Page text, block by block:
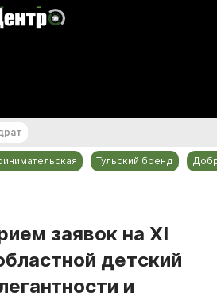
Тульский бренд
заявок на XI
детский
и